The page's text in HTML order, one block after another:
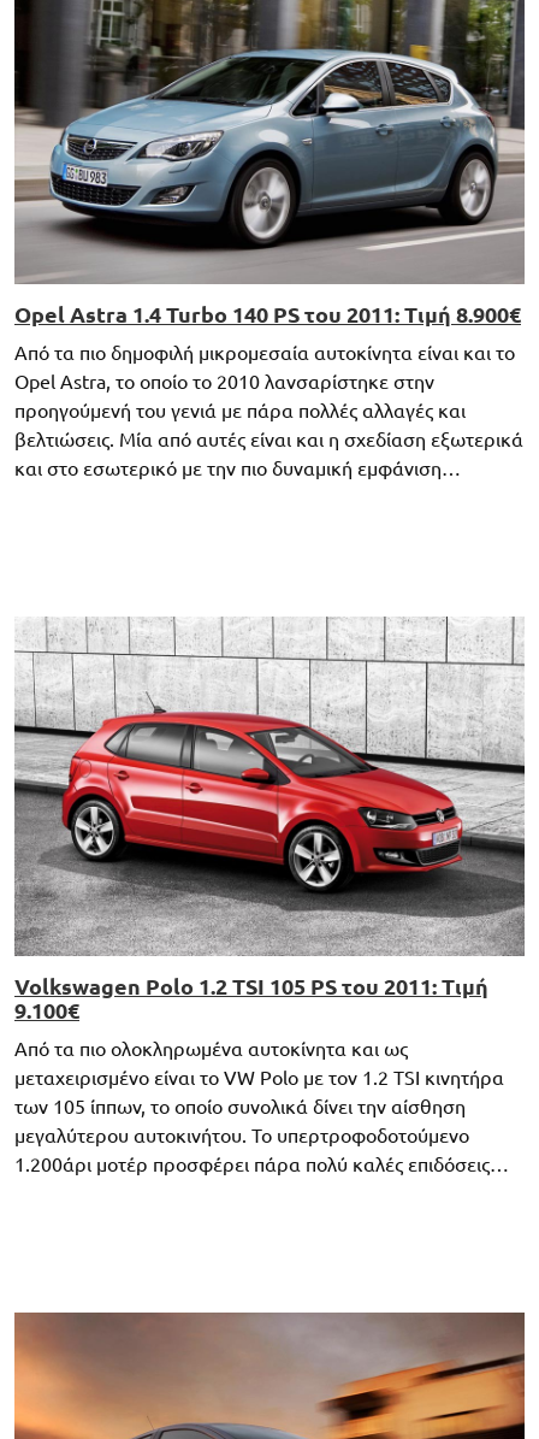
Opel Astra 1.4 Turbo 140 PS του 2011: Τιμή 8.900€
Από τα πιο δημοφιλή μικρομεσαία αυτοκίνητα είναι και το
Opel Astra, το οποίο το 2010 λανσαρίστηκε στην
προηγούμενή του γενιά με πάρα πολλές αλλαγές και
βελτιώσεις. Μία από αυτές είναι και η σχεδίαση εξωτερικά
και στο εσωτερικό με την πιο δυναμική εμφάνιση…
Volkswagen Polo 1.2 TSI 105 PS του 2011: Τιμή
9.100€
Από τα πιο ολοκληρωμένα αυτοκίνητα και ως
μεταχειρισμένο είναι το VW Polo με τον 1.2 TSI κινητήρα
των 105 ίππων, το οποίο συνολικά δίνει την αίσθηση
μεγαλύτερου αυτοκινήτου. Το υπερτροφοδοτούμενο
1.200άρι μοτέρ προσφέρει πάρα πολύ καλές επιδόσεις…